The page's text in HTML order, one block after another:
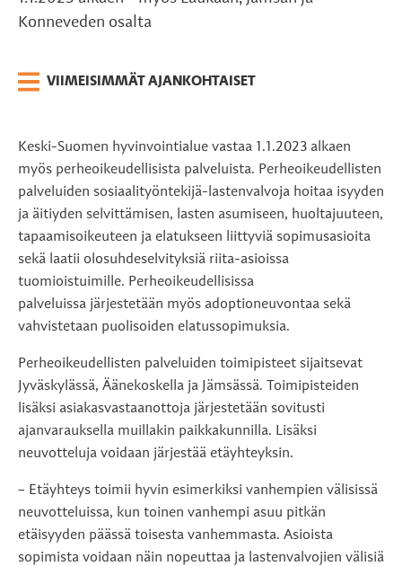
Konneveden osalta
VIIMEISIMMÄT AJANKOHTAISET
Keski-Suomen hyvinvointialue vastaa 1.1.2023 alkaen
myös perheoikeudellisista palveluista. Perheoikeudellisten
palveluiden sosiaalityöntekijä-lastenvalvoja hoitaa isyyden
ja äitiyden selvittämisen, lasten asumiseen, huoltajuuteen,
tapaamisoikeuteen ja elatukseen liittyviä sopimusasioita
sekä laatii olosuhdeselvityksiä riita-asioissa
tuomioistuimille. Perheoikeudellisissa
palveluissa järjestetään myös adoptioneuvontaa sekä
vahvistetaan puolisoiden elatussopimuksia.
Perheoikeudellisten palveluiden toimipisteet sijaitsevat
Jyväskylässä, Äänekoskella ja Jämsässä. Toimipisteiden
lisäksi asiakasvastaanottoja järjestetään sovitusti
ajanvarauksella muillakin paikkakunnilla. Lisäksi
neuvotteluja voidaan järjestää etäyhteyksin.
– Etäyhteys toimii hyvin esimerkiksi vanhempien välisissä
neuvotteluissa, kun toinen vanhempi asuu pitkän
etäisyyden päässä toisesta vanhemmasta. Asioista
sopimista voidaan näin nopeuttaa ja lastenvalvojien välisiä